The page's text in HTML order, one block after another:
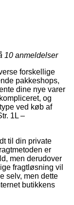
10 anmeldelser
forskellige
pakkeshops,
dine nye varer
og
ved køb af
1L –
til din private
er
men derudover
fragtløsning vil
selv, men dette
butikkens